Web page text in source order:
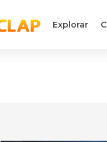
Explorar